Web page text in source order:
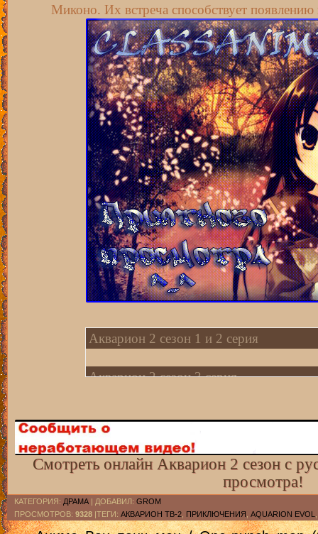
Миконо. Их встреча способствует
Акварион 2 сезон 1 и 2 серия
Акварион 2 сезон 3 серия
Акварион 2 сезон 5 серия
Акварион 2 сезон 6 серия
Акварион 2 сезон 7 серия
Смотреть онлайн Акварион 2 сезон с
просмотра!
КАТЕГОРИЯ: ДРАМА | ДОБАВИЛ: GROM
ПРОСМОТРОВ: 9328 |ТЕГИ: АКВАРИОН ТВ-2 ПРИКЛЮЧЕНИЯ AQUARION EVOL